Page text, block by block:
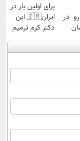
"در
+
برای اولین بار در
ایران🇮🇷 این
دکتر کرم ترمیم
کننده 23 روزه
ساخت!